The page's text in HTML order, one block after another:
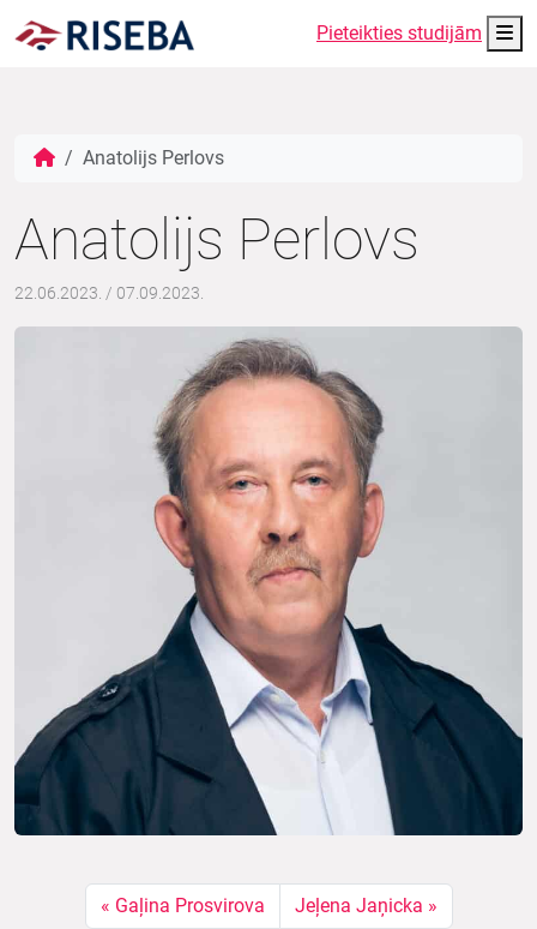
Pieteikties studijām
Anatolijs Perlovs
Anatolijs Perlovs
22.06.2023. / 07.09.2023.
Gaļina Prosvirova Jeļena Jaņicka